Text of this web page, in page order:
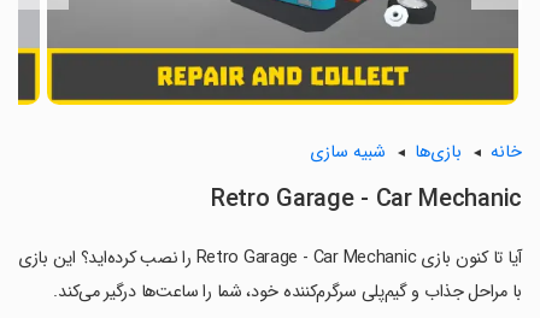
خانه بازی‌ها شبیه سازی
Retro Garage - Car Mechanic
آیا تا کنون بازی Retro Garage - Car Mechanic را نصب کرده‌اید؟ این بازی
با مراحل جذاب و گیم‌پلی سرگرم‌کننده خود، شما را ساعت‌ها درگیر می‌کند.